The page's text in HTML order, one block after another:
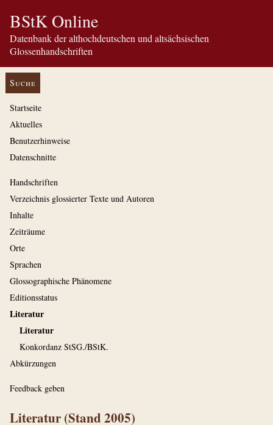
BStK Online
Datenbank der althochdeutschen und altsächsischen
Glossenhandschriften
Suche
Startseite
Aktuelles
Benutzerhinweise
Datenschnitte
Handschriften
Verzeichnis glossierter Texte und Autoren
Inhalte
Zeiträume
Orte
Sprachen
Glossographische Phänomene
Editionsstatus
Literatur
Literatur
Konkordanz StSG./BStK.
Abkürzungen
Feedback geben
Literatur (Stand 2005)